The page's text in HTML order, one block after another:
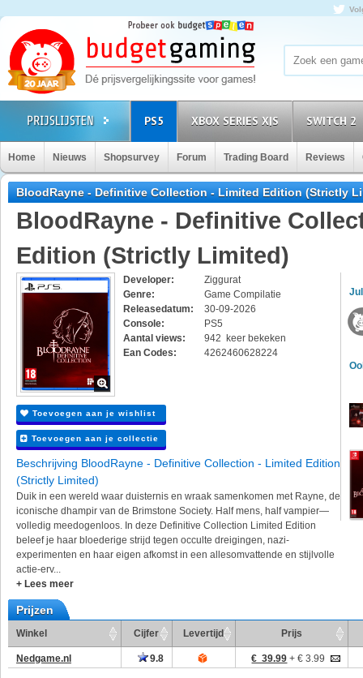
PS5 XBOX SERIES X|S SWITCH 2
Home Nieuws Shopsurvey Forum Trading Board Reviews
BloodRayne - Definitive Collection - Limited Edition (Strictly
BloodRayne - Definitive
Edition (Strictly Limited)
Developer:
Ziggurat
Genre:
Game Compilatie
Releasedatum:
30-09-2026
Console:
PS5
Aantal views:
942 keer bekeken
Ean Codes:
4262460628224
Toevoegen aan je wishlist
Toevoegen aan je collectie
Beschrijving BloodRayne - Definitive Collection - Limited Edition
(Strictly Limited)
Duik in een wereld waar duisternis en wraak samenkomen met Rayne, de
iconische dhampir van de Brimstone Society. Half mens, half vampier—
volledig meedogenloos. In deze Definitive Collection Limited Edition
beleef je haar bloederige strijd tegen occulte dreigingen, nazi-
experimenten en haar eigen afkomst in een allesomvattende en stijlvolle
actie-erv...
+ Lees meer
Prijzen
Winkel Cijfer Levertijd Prijs
Nedgame.nl 9.8 € 39.99 + € 3.99